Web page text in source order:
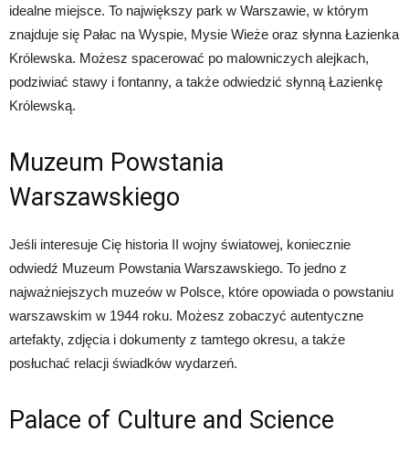
idealne miejsce. To największy park w Warszawie, w którym
znajduje się Pałac na Wyspie, Mysie Wieże oraz słynna Łazienka
Królewska. Możesz spacerować po malowniczych alejkach,
podziwiać stawy i fontanny, a także odwiedzić słynną Łazienkę
Królewską.
Muzeum Powstania
Warszawskiego
Jeśli interesuje Cię historia II wojny światowej, koniecznie
odwiedź Muzeum Powstania Warszawskiego. To jedno z
najważniejszych muzeów w Polsce, które opowiada o powstaniu
warszawskim w 1944 roku. Możesz zobaczyć autentyczne
artefakty, zdjęcia i dokumenty z tamtego okresu, a także
posłuchać relacji świadków wydarzeń.
Palace of Culture and Science